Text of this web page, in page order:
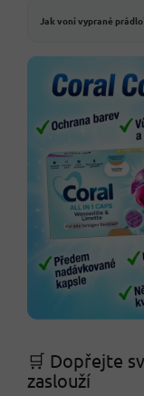
Jak voní vyprané
🛒 Dopřejte
zaslouží